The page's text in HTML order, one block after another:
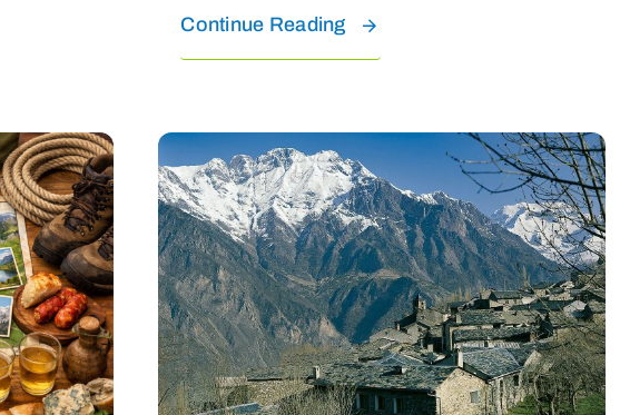
Continue Reading